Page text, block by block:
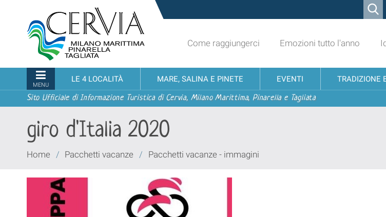
contenuti.
alla
navigazione
turistico
ufficiale
Cervia,
Milano
Marittima,
Pinarella,
Tagliata
Come raggiungerci Emozioni tutto l'anno
MENU
LE 4 LOCALITÀ MARE, SALINA E PINETE EVENTI TRADIZIONE
Sito Ufficiale di Informazione Turistica di Cervia, Milano Marittima, Pinarella e Tagliata
giro d'Italia 2020
Tu
qui:
Home / Pacchetti vacanze / Pacchetti vacanze - immagini